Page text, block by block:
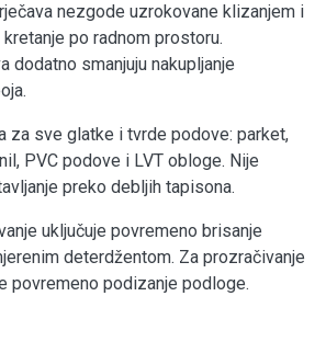
nezgode uzrokovane klizanjem i
po radnom prostoru.
dodatno smanjuju nakupljanje
za sve glatke i tvrde podove: parket,
PVC podove i LVT obloge. Nije
preko debljih tapisona.
uključuje povremeno brisanje
deterdžentom. Za prozračivanje
povremeno podizanje podloge.